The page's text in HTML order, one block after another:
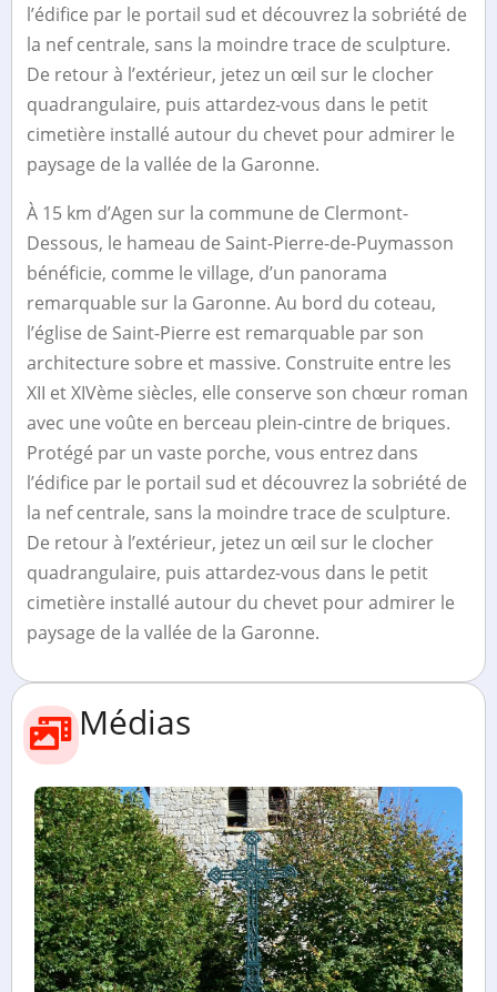
l’édifice par le portail sud et découvrez la sobriété de
la nef centrale, sans la moindre trace de sculpture.
De retour à l’extérieur, jetez un œil sur le clocher
quadrangulaire, puis attardez-vous dans le petit
cimetière installé autour du chevet pour admirer le
paysage de la vallée de la Garonne.
À 15 km d’Agen sur la commune de Clermont-
Dessous, le hameau de Saint-Pierre-de-Puymasson
bénéficie, comme le village, d’un panorama
remarquable sur la Garonne. Au bord du coteau,
l’église de Saint-Pierre est remarquable par son
architecture sobre et massive. Construite entre les
XII et XIVème siècles, elle conserve son chœur roman
avec une voûte en berceau plein-cintre de briques.
Protégé par un vaste porche, vous entrez dans
l’édifice par le portail sud et découvrez la sobriété de
la nef centrale, sans la moindre trace de sculpture.
De retour à l’extérieur, jetez un œil sur le clocher
quadrangulaire, puis attardez-vous dans le petit
cimetière installé autour du chevet pour admirer le
paysage de la vallée de la Garonne.
Médias